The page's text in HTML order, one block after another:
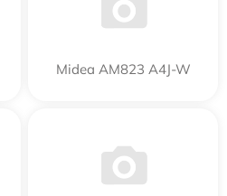
Midea AM823 A4J-W